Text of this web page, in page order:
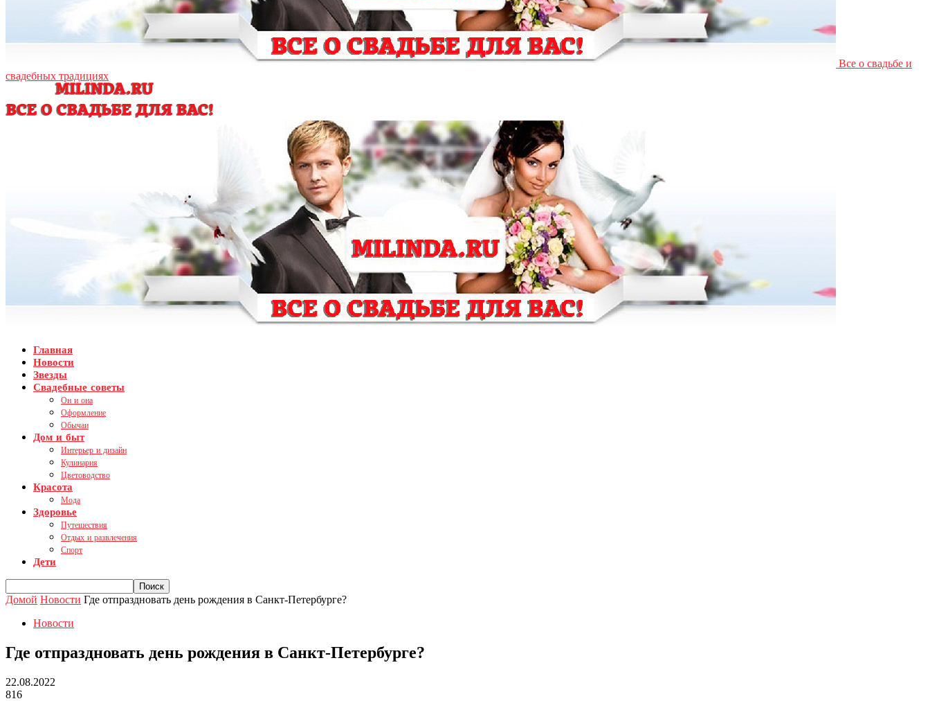
Все о свадьбе и
свадебных традициях
Главная
Новости
Звезды
Свадебные советы
Он и она
Оформление
Обычаи
Дом и быт
Интерьер и дизайн
Кулинария
Цветоводство
Красота
Мода
Здоровье
Путешествия
Отдых и развлечения
Спорт
Дети
Домой Новости Где отпраздновать день рождения в Санкт-Петербурге?
Новости
Где отпраздновать день рождения в Санкт-Петербурге?
22.08.2022
816